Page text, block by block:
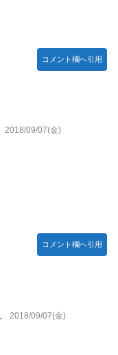
コメント欄へ引用
2018/09/07(金)
コメント欄へ引用
2018/09/07(金)